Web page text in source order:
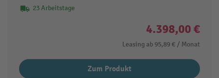
23 Arbeitstage
4.398,00 €
Leasing ab 95,89 € / Monat
Zum Produkt